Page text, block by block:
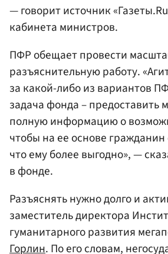
— говорит источник
кабинета министров.
ПФР обещает провести
разъяснительную работу.
за какой-либо из вариантов
задача фонда – предоставить
полную информацию о
чтобы на ее основе
что ему более выгодно», —
в фонде.
Разъяснять нужно долго и
заместитель директора
гуманитарного развития
Горлин. По его словам,